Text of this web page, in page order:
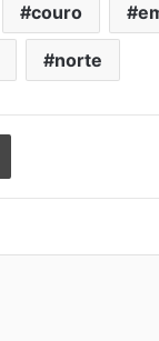
couro
norte